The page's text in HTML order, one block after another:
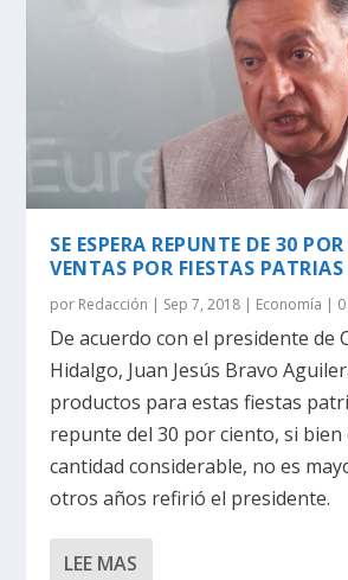
SE ESPERA REPUNTE DE 30
VENTAS POR FIESTAS PATRIAS
por Redacción | Sep 7, 2018 | Economía |
De acuerdo con el presidente de
Hidalgo, Juan Jesús Bravo
productos para estas fiestas
repunte del 30 por ciento, si bien
cantidad considerable, no es
otros años refirió el presidente.
LEE MAS